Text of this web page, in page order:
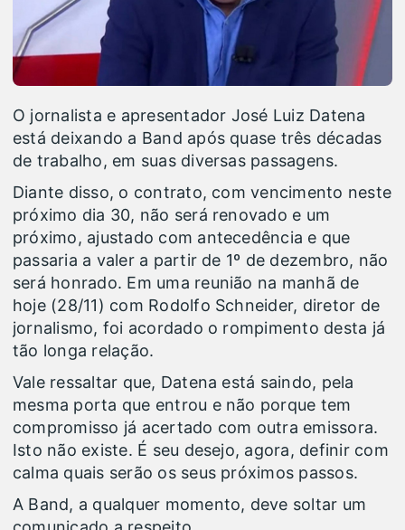
O jornalista e apresentador José Luiz Datena
está deixando a Band após quase três décadas
de trabalho, em suas diversas passagens.
Diante disso, o contrato, com vencimento neste
próximo dia 30, não será renovado e um
próximo, ajustado com antecedência e que
passaria a valer a partir de 1º de dezembro, não
será honrado. Em uma reunião na manhã de
hoje (28/11) com Rodolfo Schneider, diretor de
jornalismo, foi acordado o rompimento desta já
tão longa relação.
Vale ressaltar que, Datena está saindo, pela
mesma porta que entrou e não porque tem
compromisso já acertado com outra emissora.
Isto não existe. É seu desejo, agora, definir com
calma quais serão os seus próximos passos.
A Band, a qualquer momento, deve soltar um